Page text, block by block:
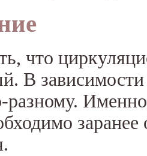
что
В зависимости
разному.